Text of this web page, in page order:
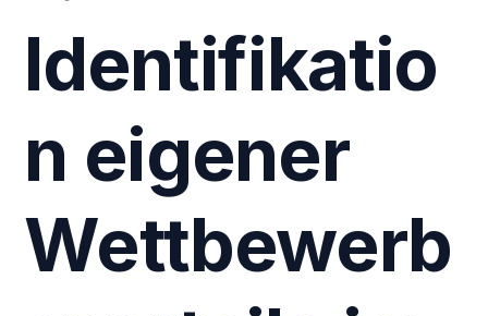
Identifikatio
n eigener
Wettbewerb